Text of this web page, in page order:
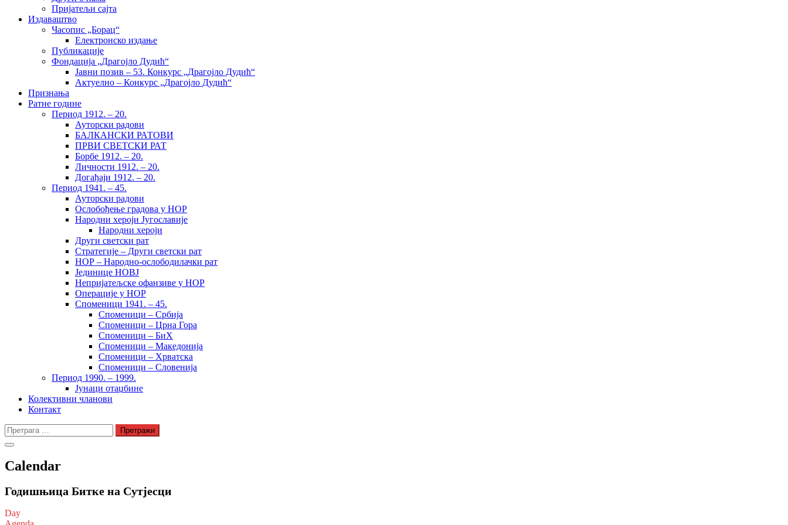
Пријатељи сајта
Издаваштво
Часопис „Борац“
Електронско издање
Публикације
Фондација „Драгојло Дудић“
Јавни позив – 53. Конкурс „Драгојло Дудић“
Актуелно – Конкурс „Драгојло Дудић“
Признања
Ратне године
Период 1912. – 20.
Ауторски радови
БАЛКАНСКИ РАТОВИ
ПРВИ СВЕТСКИ РАТ
Борбе 1912. – 20.
Личности 1912. – 20.
Догађаји 1912. – 20.
Период 1941. – 45.
Ауторски радови
Ослобођење градова у НОР
Народни хероји Југославије
Народни хероји
Други светски рат
Стратегије – Други светски рат
НОР – Народно-ослободилачки рат
Јединице НОВЈ
Непријатељске офанзиве у НОР
Операције у НОР
Споменици 1941. – 45.
Споменици – Србија
Споменици – Црна Гора
Споменици – БиХ
Споменици – Македонија
Споменици – Хрватска
Споменици – Словенија
Период 1990. – 1999.
Јунаци отаџбине
Колективни чланови
Контакт
Претрага
за:
Calendar
Годишњица Битке на Сутјесци
Day